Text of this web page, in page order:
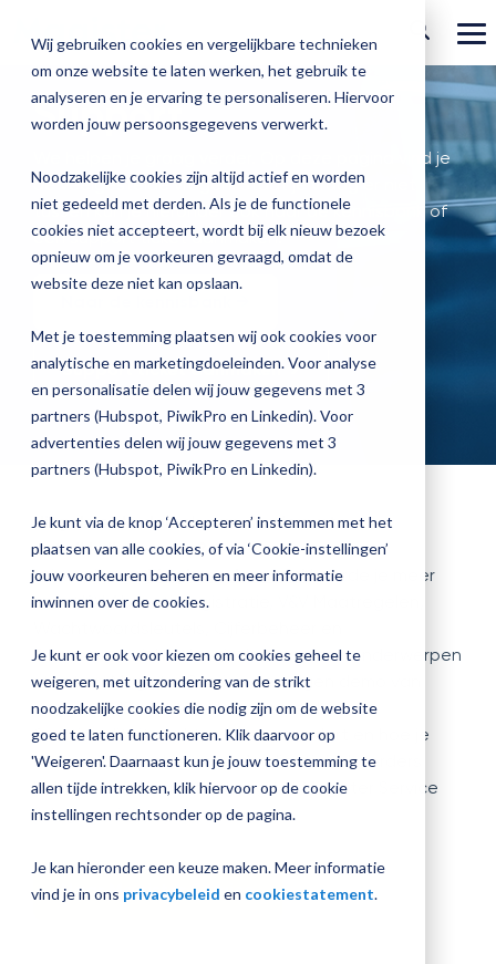
Wij gebruiken cookies en vergelijkbare technieken
om onze website te laten werken, het gebruik te
analyseren en je ervaring te personaliseren. Hiervoor
worden jouw persoonsgegevens verwerkt.
Noodzakelijke cookies zijn altijd actief en worden
niet gedeeld met derden. Als je de functionele
cookies niet accepteert, wordt bij elk nieuw bezoek
opnieuw om je voorkeuren gevraagd, omdat de
website deze niet kan opslaan.
Met je toestemming plaatsen wij ook cookies voor
analytische en marketingdoeleinden. Voor analyse
en personalisatie delen wij jouw gegevens met 3
partners (Hubspot, PiwikPro en Linkedin). Voor
advertenties delen wij jouw gegevens met 3
partners (Hubspot, PiwikPro en Linkedin).
Je kunt via de knop ‘Accepteren’ instemmen met het
plaatsen van alle cookies, of via ‘Cookie-instellingen’
jouw voorkeuren beheren en meer informatie
inwinnen over de cookies.
Je kunt er ook voor kiezen om cookies geheel te
weigeren, met uitzondering van de strikt
noodzakelijke cookies die nodig zijn om de website
goed te laten functioneren. Klik daarvoor op
'Weigeren'. Daarnaast kun je jouw toestemming te
allen tijde intrekken, klik hiervoor op de cookie
instellingen rechtsonder op de pagina.
Je kan hieronder een keuze maken. Meer informatie
vind je in ons privacybeleid en cookiestatement.
Onze
Magister MX
Aanmelden
& verzuim
Magister To do
Magister Join
Magister Inzicht
Magister Kluisjes
alle
oplossingen
hoe
jouw
school
Magister is
Docenten
Onderwijsondersteunend personeel
Leerlingen
Ouders
Onze
Check-up
Quickscan
Applicatiebeheer
Overstappen
Academy
Training op jouw school
Praktische informatie
Met
Check-
kwaliteit
inrichting.
Vraag
up
Over Magister
Actueel
Magister Journaal
Over ons
Werken bij Magister
Gebruikerspanel
Media & Pers
Support
We helpen je graag verder. Op deze pagina vind je
de veelgestelde vragen. Staat je vraag er niet
tussenkun je hieronder ook naar de kennisbank of
een support ticket aanmaken.
Support ticket aanmaken →
Uitgebreide demo's van de nieuwste
ontwikkelingen zien?
In het nieuwe Magister Journaalhoorde je meer
over V&V Absentieregistratie, V&V Maatregelen,
Examenoverzicht. Voor ieder van deze onderwerpen
staat op Magister Service een eigen demo van
ongeveer 15 minuten klaar. Je ziet hoe de
functionaliteit werkt, wat er verandert en hoe je
ermee aan de slag gaat. Applicatiebeheerders
hebben standaard toegang tot Magister Service
(inlog vereist).
Naar Magister Service